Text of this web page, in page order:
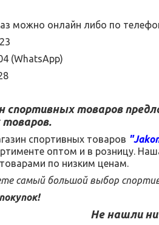
можно онлайн либо по
23
(WhatsApp)
спортивных товаров
спортивных товаров "
оптом и в розницу.
по низким ценам.
самый большой выбор
Не нашли